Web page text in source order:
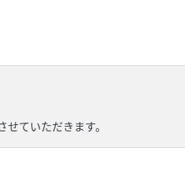
ていただきます。